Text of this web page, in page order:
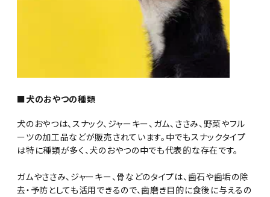
■犬のおやつの種類
犬のおやつは、スナック、ジャーキー、ガム、ささみ、野菜やフル
ーツの加工品などが販売されています。中でもスナックタイプ
は特に種類が多く、犬のおやつの中でも代表的な存在です。
ガムやささみ、ジャーキー、骨などのタイプは、歯石や歯垢の除
去・予防としても活用できるので、歯磨き目的に食後に与えるの